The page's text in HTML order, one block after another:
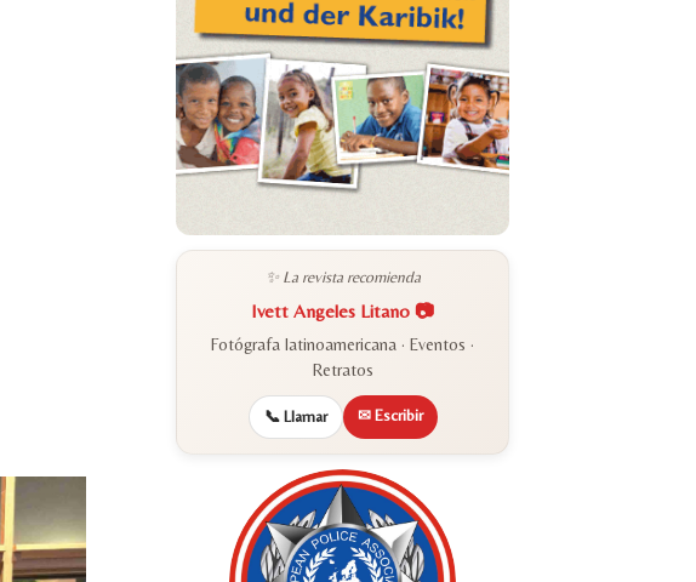
✨ La revista recomienda
Ivett Angeles Litano 📷
Fotógrafa latinoamericana · Eventos ·
Retratos
📞 Llamar ✉ Escribir